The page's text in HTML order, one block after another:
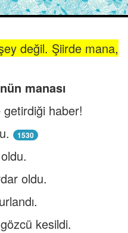
değil. Şiirde mana,
manası
getirdiği haber!
1530
oldu.
kesildi.